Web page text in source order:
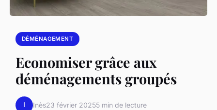
DÉMÉNAGEMENT
Economiser grâce aux
déménagements groupés
I Inès23 février 20255 min de lecture